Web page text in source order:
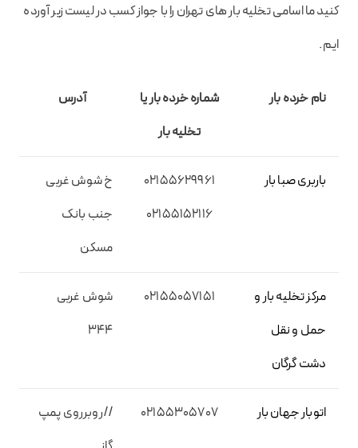
کنید ما اسامی تخلیه بار های تهران را با جواز کسب در لیست زیر آورده
ایم.
نام خرده بار
شماره خرده بار یا
تخلیه بار
آدرس
باربری صبا بار
02155629961
02155152116
خ شوش غربی
جنب بانک
مسکن
مرکز تخلیه بار و
حمل و نقل
دشت گرگان
02155057151
شوش غربی
344
اتوبار جهان بار 02155305707
//روبرروی پمپ